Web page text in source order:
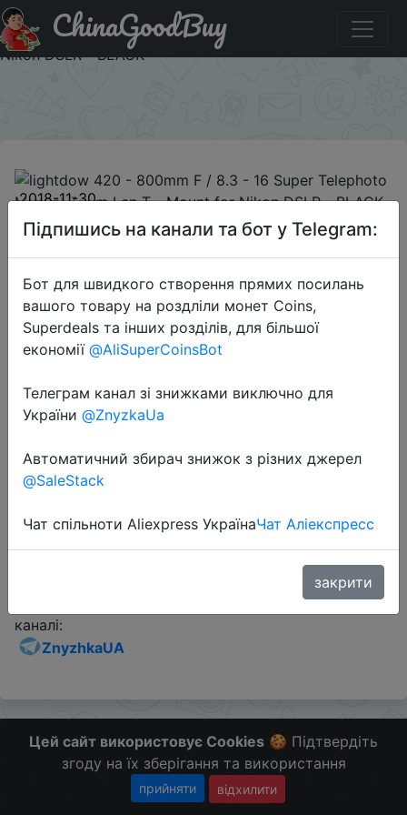
Купити по знижці GBLGT420 lightdow 420 - 800mm F /
8.3 - 16 Super Telephoto Manual Zoom Len T - Mount for
Nikon DSLR - BLACK
ChinaGoodBuy
2018-11-30
lightdow 420 - 800mm F / 8.3 - 16
Super Telephoto Manual Zoom Len
T - Mount for Nikon DSLR - BLACK
$92.99
Промокод:
Слідкуйте за знижками на мобільному, в телеграм
каналі:
ZnyzhkaUA
Цей сайт використовує Cookies 🍪 Підтвердіть
згоду на їх зберігання та використання
прийняти відхилити
Підпишись на канали та бот у Telegram:
Бот для швидкого створення прямих посилань
вашого товару на роздліли монет Coins,
Superdeals та інших розділів, для більшої
економії @AliSuperCoinsBot
Телеграм канал зі знижками виключно для
України @ZnyzkaUa
Автоматичний збирач знижок з різних джерел
@SaleStack
Чат спільноти Aliexpress УкраїнаЧат Аліекспресс
закрити